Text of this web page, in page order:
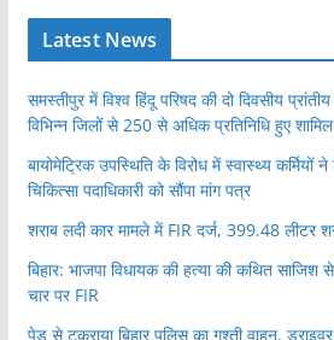
Latest News
समस्तीपुर में विश्व हिंदू परिषद की दो दिवसीय
विभिन्न जिलों से 250 से अधिक प्रतिनिधि हुए शामिल
बायोमेट्रिक उपस्थिति के विरोध में स्वास्थ्य कर्मियों ने
चिकित्सा पदाधिकारी को सौंपा मांग पत्र
शराब लदी कार मामले में FIR दर्ज, 399.48 लीटर
बिहार: भाजपा विधायक की हत्या की कथित
चार पर FIR
पेड़ से टकराया बिहार पुलिस का गश्ती वाहन,